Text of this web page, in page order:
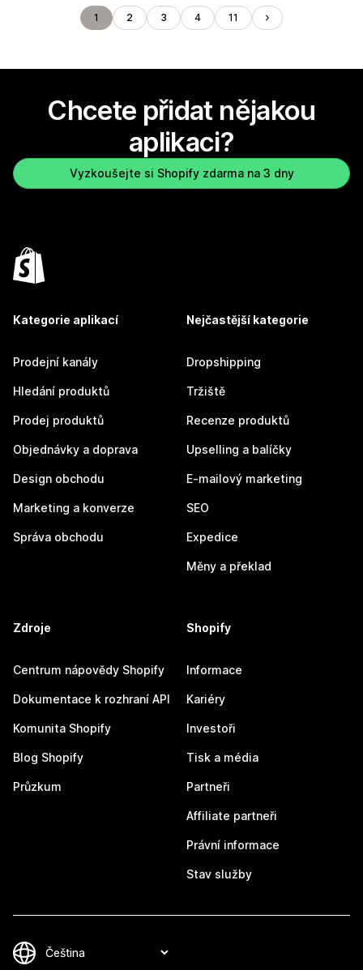
1 2 3 4 11
Chcete přidat nějakou
aplikaci?
Vyzkoušejte si Shopify zdarma na 3 dny
Kategorie aplikací
Prodejní kanály
Hledání produktů
Prodej produktů
Objednávky a doprava
Design obchodu
Marketing a konverze
Správa obchodu
Nejčastější kategorie
Dropshipping
Tržiště
Recenze produktů
Upselling a balíčky
E-mailový marketing
SEO
Expedice
Měny a překlad
Zdroje
Centrum nápovědy Shopify
Dokumentace k rozhraní API
Komunita Shopify
Blog Shopify
Průzkum
Shopify
Informace
Kariéry
Investoři
Tisk a média
Partneři
Affiliate partneři
Právní informace
Stav služby